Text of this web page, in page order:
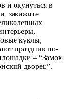
и окунуться в
закажите
куклы,
праздник по-
– “Замок
дворец”.